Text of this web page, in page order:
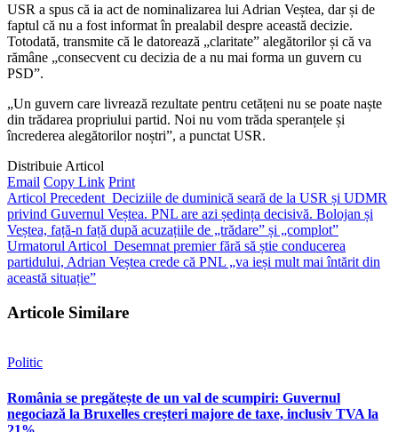
USR a spus că ia act de nominalizarea lui Adrian Veștea, dar și de
faptul că nu a fost informat în prealabil despre această decizie.
Totodată, transmite că le datorează „claritate” alegătorilor și că va
rămâne „consecvent cu decizia de a nu mai forma un guvern cu
PSD”.
„Un guvern care livrează rezultate pentru cetățeni nu se poate naște
din trădarea propriului partid. Noi nu vom trăda speranțele și
încrederea alegătorilor noștri”, a punctat USR.
Distribuie Articol
Email Copy Link Print
Articol Precedent Deciziile de duminică seară de la USR și UDMR
privind Guvernul Veștea. PNL are azi ședința decisivă. Bolojan și
Veștea, față-n față după acuzațiile de „trădare” și „complot”
Urmatorul Articol Desemnat premier fără să știe conducerea
partidului, Adrian Veștea crede că PNL „va ieși mult mai întărit din
această situație”
Articole Similare
Politic
România se pregătește de un val de scumpiri: Guvernul
negociază la Bruxelles creșteri majore de taxe, inclusiv TVA la